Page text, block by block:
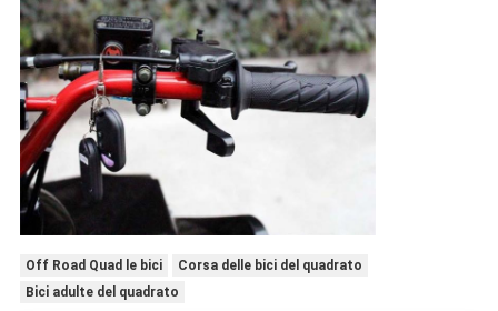
Off Road Quad le bici
Corsa delle bici del quadrato
Bici adulte del quadrato